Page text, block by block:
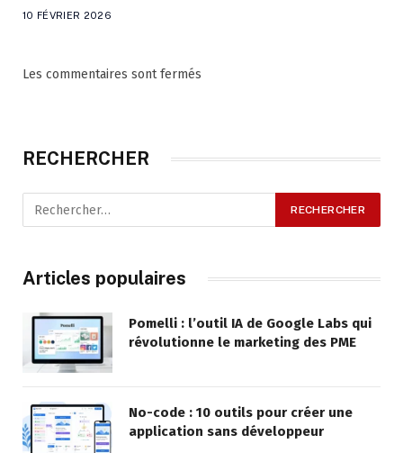
10 FÉVRIER 2026
Les commentaires sont fermés
RECHERCHER
Articles populaires
Pomelli : l’outil IA de Google Labs qui
révolutionne le marketing des PME
No-code : 10 outils pour créer une
application sans développeur